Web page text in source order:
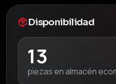
Disponibilidad
13
piezas en almacén